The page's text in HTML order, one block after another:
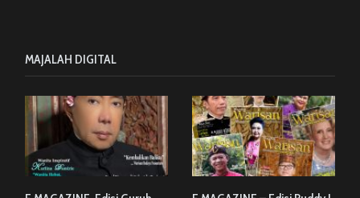
MAJALAH DIGITAL